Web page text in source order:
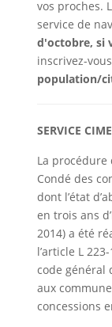
vos proches.
service de
d'octobre, si
inscrivez-vous
population/
SERVICE
La procédure
Condé des
dont l’état
en trois ans
2014) a été
l’article L
code général
aux
concessions